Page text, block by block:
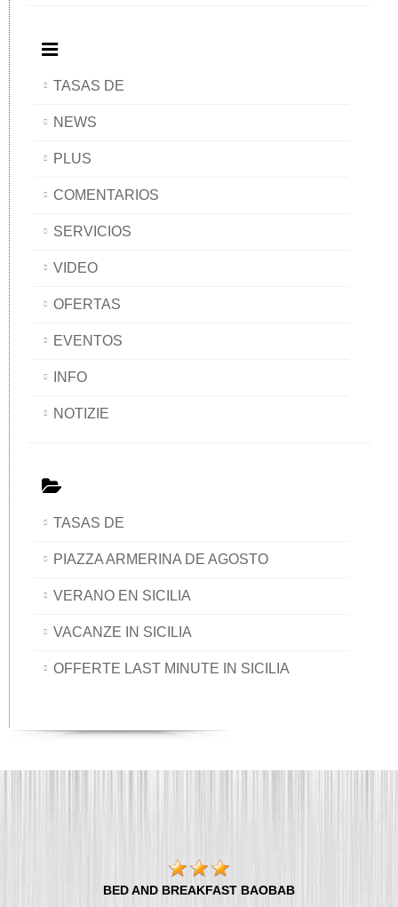
TASAS DE
NEWS
PLUS
COMENTARIOS
SERVICIOS
VIDEO
OFERTAS
EVENTOS
INFO
NOTIZIE
TASAS DE
PIAZZA ARMERINA DE AGOSTO
VERANO EN SICILIA
VACANZE IN SICILIA
OFFERTE LAST MINUTE IN SICILIA
BED AND BREAKFAST BAOBAB